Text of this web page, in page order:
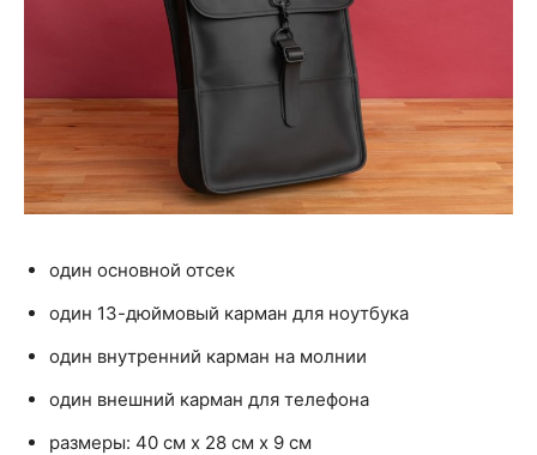
один основной отсек
один 13-дюймовый карман для ноутбука
один внутренний карман на молнии
один внешний карман для телефона
размеры: 40 см x 28 см x 9 см